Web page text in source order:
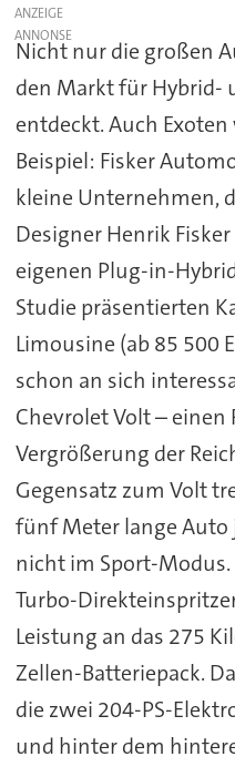
ANZEIGE
Nicht nur die großen
den Markt für Hybrid-
entdeckt. Auch
Beispiel: Fisker
kleine Unternehmen,
Designer Henrik
eigenen Plug-in-
Studie präsentierten
Limousine (ab 85 500
schon an sich
Chevrolet Volt – einen
Vergrößerung der
Gegensatz zum Volt
fünf Meter lange Auto
nicht im Sport-
Turbo-
Leistung an das 275
Zellen-Batteriepack.
die zwei 204-PS-
und hinter dem